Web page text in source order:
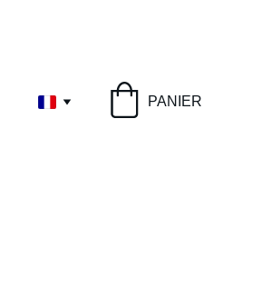
PANIER